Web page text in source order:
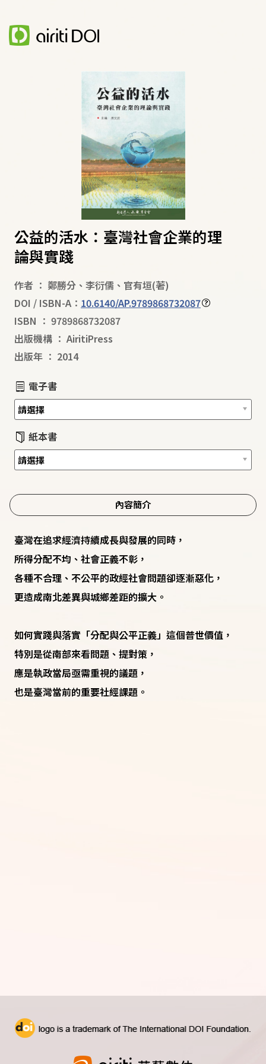
公益的活水：臺灣社會企業的理
論與實踐
作者 ： 鄭勝分 、 李衍儒 、 官有垣(著)
DOI / ISBN-A： 10.6140/AP.9789868732087
ISBN ： 9789868732087
出版機構 ： AiritiPress
出版年 ： 2014
電子書
紙本書
內容簡介
臺灣在追求經濟持續成長與發展的同時，
所得分配不均、社會正義不彰，
各種不合理、不公平的政經社會問題卻逐漸惡化，
更造成南北差異與城鄉差距的擴大。
如何實踐與落實「分配與公平正義」這個普世價值，
特別是從南部來看問題、提對策，
應是執政當局亟需重視的議題，
也是臺灣當前的重要社經課題。